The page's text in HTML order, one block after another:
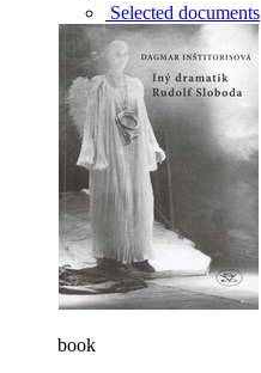
Selected documents
book